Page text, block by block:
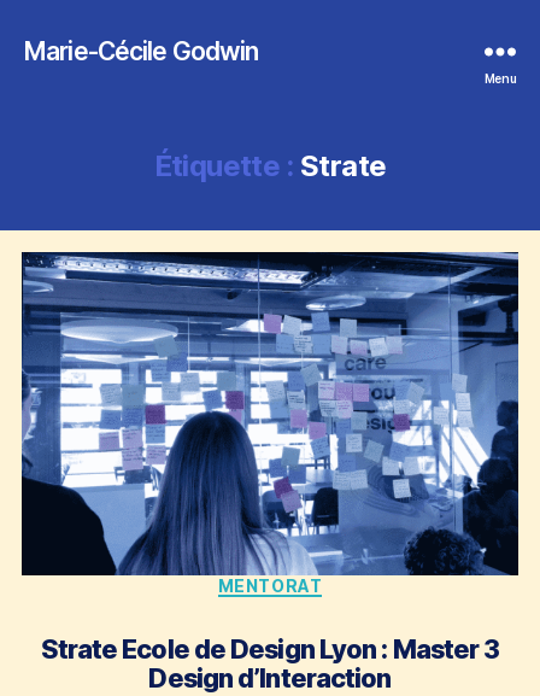
Marie-Cécile Godwin
Menu
Étiquette : Strate
Catégories
MENTORAT
Strate Ecole de Design Lyon : Master 3
Design d’Interaction